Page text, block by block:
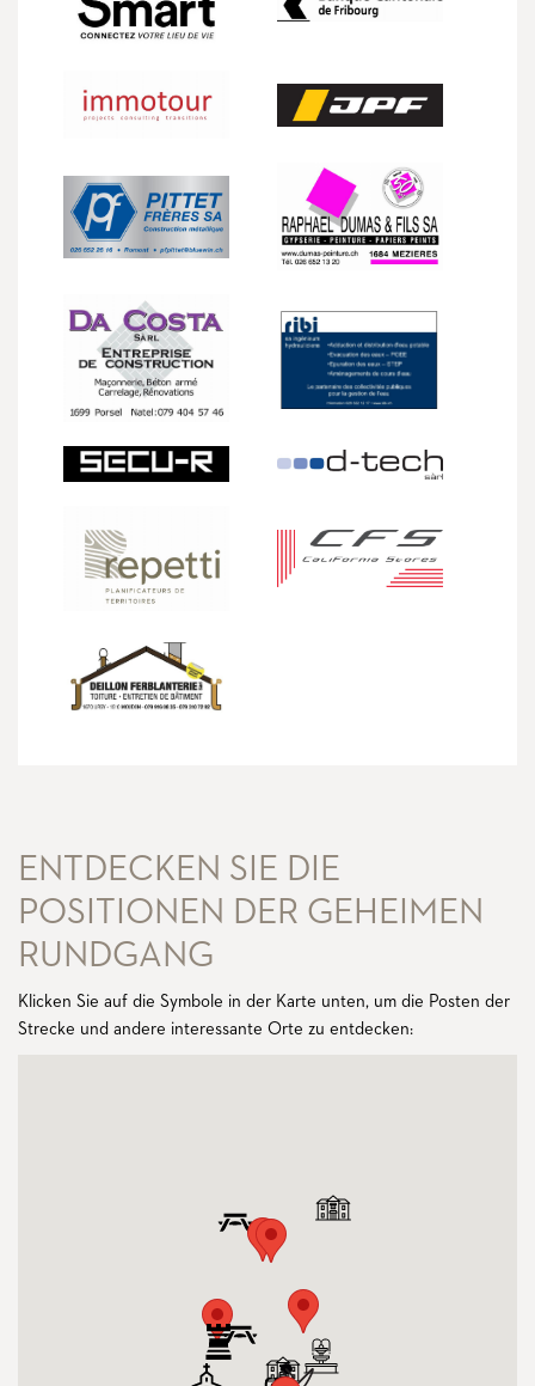
ENTDECKEN SIE DIE
POSITIONEN DER GEHEIMEN
RUNDGANG
Klicken Sie auf die Symbole in der Karte unten, um die Posten der
Strecke und andere interessante Orte zu entdecken: